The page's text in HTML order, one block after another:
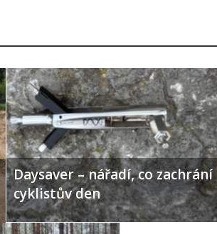
Daysaver – nářadí, co zachrání
cyklistův den